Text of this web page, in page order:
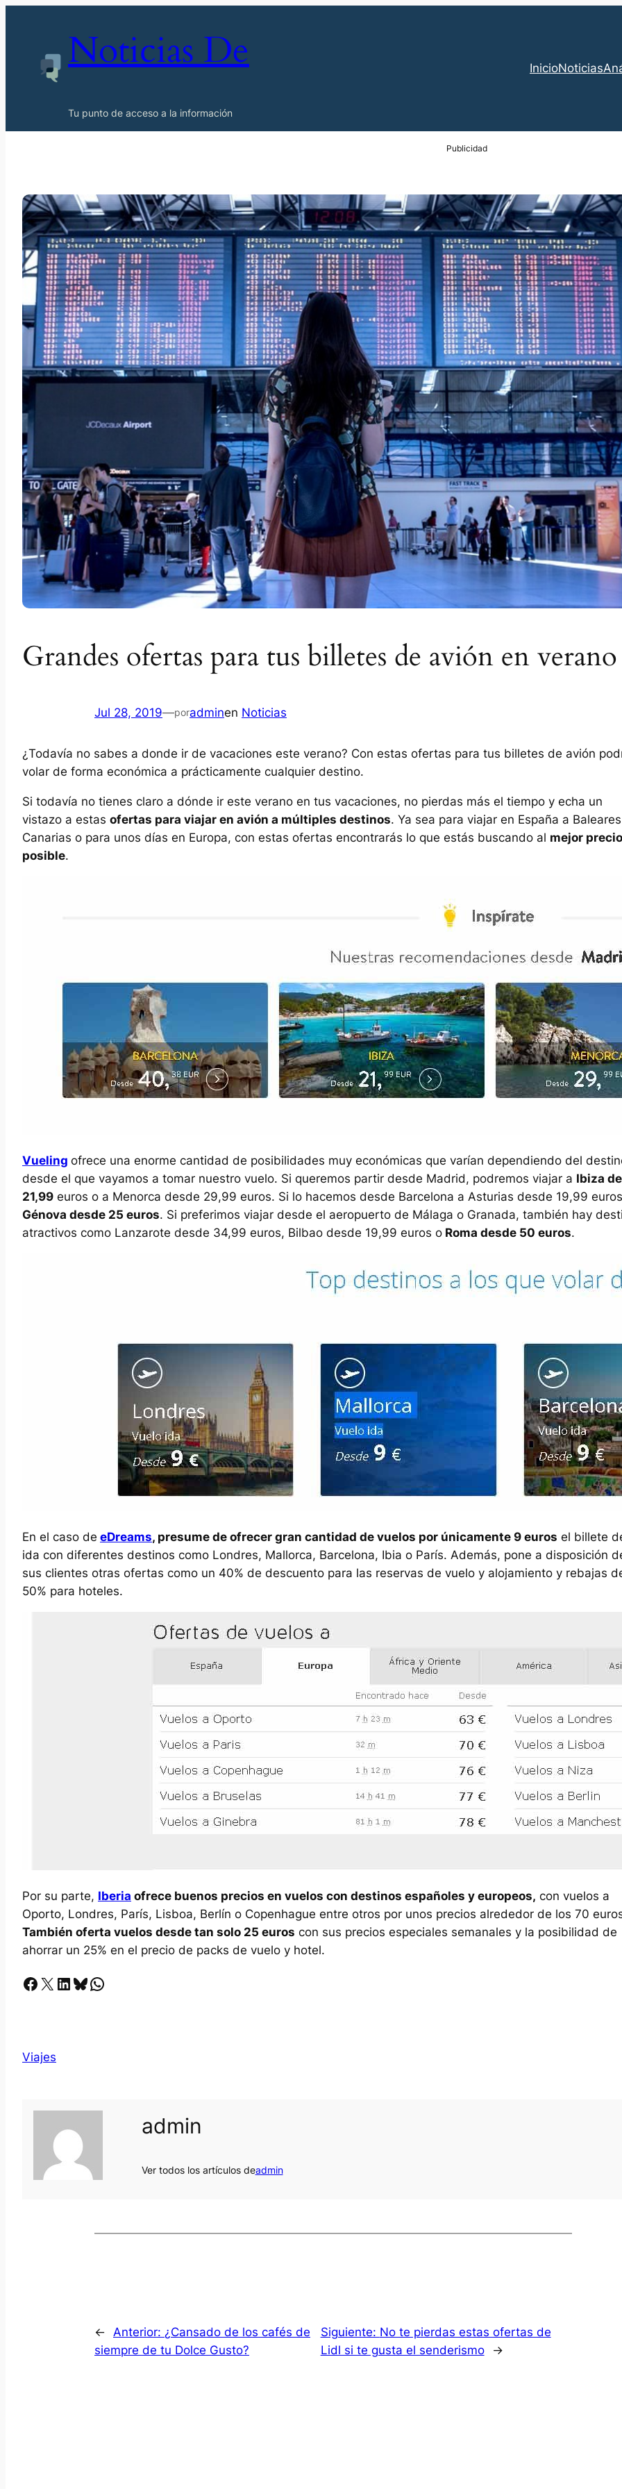
Noticias De
Tu punto de acceso a la información
InicioNoticias
Grandes ofertas para tus billetes de avión en verano
Jul 28, 2019—poradminen Noticias
¿Todavía no sabes a donde ir de vacaciones este verano? Con estas ofertas para tus billetes de avión
volar de forma económica a prácticamente cualquier destino.
Si todavía no tienes claro a dónde ir este verano en tus vacaciones, no pierdas más el tiempo y echa un
vistazo a estas ofertas para viajar en avión a múltiples destinos. Ya sea para viajar en España a
Canarias o para unos días en Europa, con estas ofertas encontrarás lo que estás buscando al mejor precio
posible.
Vueling ofrece una enorme cantidad de posibilidades muy económicas que varían dependiendo del
desde el que vayamos a tomar nuestro vuelo. Si queremos partir desde Madrid, podremos viajar a Ibiza
21,99 euros o a Menorca desde 29,99 euros. Si lo hacemos desde Barcelona a Asturias desde 19,99
Génova desde 25 euros. Si preferimos viajar desde el aeropuerto de Málaga o Granada, también hay
atractivos como Lanzarote desde 34,99 euros, Bilbao desde 19,99 euros o Roma desde 50 euros.
En el caso de eDreams, presume de ofrecer gran cantidad de vuelos por únicamente 9 euros el billete
ida con diferentes destinos como Londres, Mallorca, Barcelona, Ibia o París. Además, pone a disposición
sus clientes otras ofertas como un 40% de descuento para las reservas de vuelo y alojamiento y rebajas
50% para hoteles.
Por su parte, Iberia ofrece buenos precios en vuelos con destinos españoles y europeos, con vuelos a
Oporto, Londres, París, Lisboa, Berlín o Copenhague entre otros por unos precios alrededor de los 70
También oferta vuelos desde tan solo 25 euros con sus precios especiales semanales y la posibilidad de
ahorrar un 25% en el precio de packs de vuelo y hotel.
Facebook X LinkedIn Bluesky Whatsapp
Viajes
admin
Ver todos los artículos deadmin
← Anterior: ¿Cansado de los cafés de
siempre de tu Dolce Gusto?
Siguiente: No te pierdas estas ofertas de
Lidl si te gusta el senderismo
→